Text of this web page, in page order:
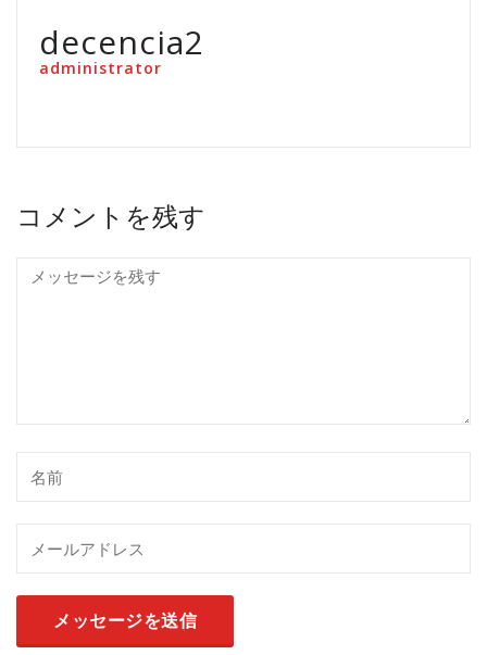
decencia2
administrator
コメントを残す